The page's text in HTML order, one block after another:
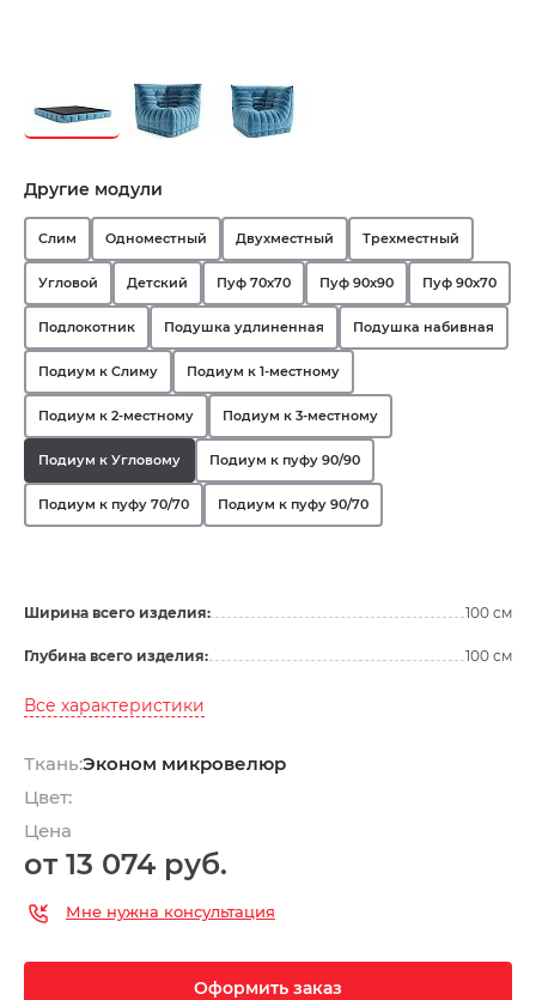
Другие модули
Слим Одноместный Двухместный Трехместный
Угловой Детский Пуф 70х70 Пуф 90х90 Пуф 90х70
Подлокотник Подушка удлиненная Подушка набивная
Подиум к Слиму Подиум к 1-местному
Подиум к 2-местному Подиум к 3-местному
Подиум к Угловому Подиум к пуфу 90/90
Подиум к пуфу 70/70 Подиум к пуфу 90/70
Ширина всего изделия: 100 см
Глубина всего изделия: 100 см
Все характеристики
Ткань:Эконом микровелюр
Цвет:
Цена
от 13 074 руб.
Мне нужна консультация
Оформить заказ